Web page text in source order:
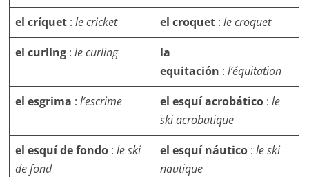
el críquet :le cricket el croquet :le croquet
el curling :le curling
la
equitación :l’équitation
el esgrima :l’escrime el esquí acrobático :le
ski acrobatique
el esquí de fondo :le ski
de fond
el esquí náutico :le ski
nautique